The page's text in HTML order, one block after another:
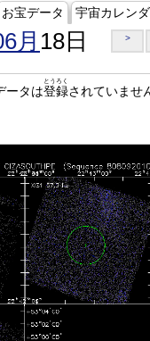
お宝データ 宇宙カレン
月 18日 >
ータは登録
とうろく
されていませ